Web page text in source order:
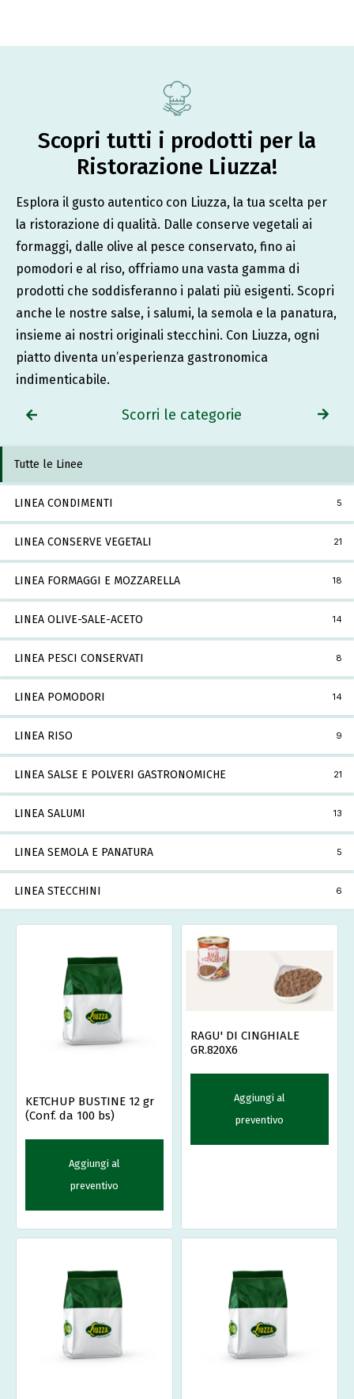
Scopri tutti i prodotti per la
Ristorazione Liuzza!
Esplora il gusto autentico con Liuzza, la tua scelta per
la ristorazione di qualità. Dalle conserve vegetali ai
formaggi, dalle olive al pesce conservato, fino ai
pomodori e al riso, offriamo una vasta gamma di
prodotti che soddisferanno i palati più esigenti. Scopri
anche le nostre salse, i salumi, la semola e la panatura,
insieme ai nostri originali stecchini. Con Liuzza, ogni
piatto diventa un’esperienza gastronomica
indimenticabile.
Scorri le categorie
Tutte le Linee
LINEA CONDIMENTI 5
LINEA CONSERVE VEGETALI 21
LINEA FORMAGGI E MOZZARELLA 18
LINEA OLIVE-SALE-ACETO 14
LINEA PESCI CONSERVATI 8
LINEA POMODORI 14
LINEA RISO 9
LINEA SALSE E POLVERI GASTRONOMICHE 21
LINEA SALUMI 13
LINEA SEMOLA E PANATURA 5
LINEA STECCHINI 6
KETCHUP BUSTINE 12 gr
(Conf. da 100 bs)
Aggiungi al
preventivo
RAGU' DI CINGHIALE
GR.820X6
Aggiungi al
preventivo